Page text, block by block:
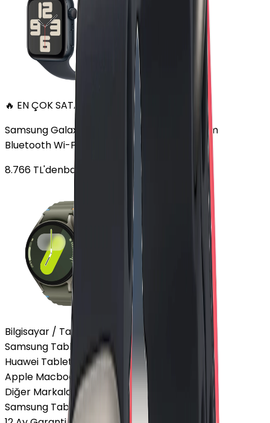
🔥 EN ÇOK SATAN
Samsung Galaxy Watch 7 Alüminyum 44 mm
Bluetooth Wi-Fi Yeşil
8.766 TL'denbaşlayan fiyatlar
Bilgisayar / Tablet
Samsung Tablet
Huawei Tablet
Apple Macbook
Diğer Markalar
Samsung Tablet